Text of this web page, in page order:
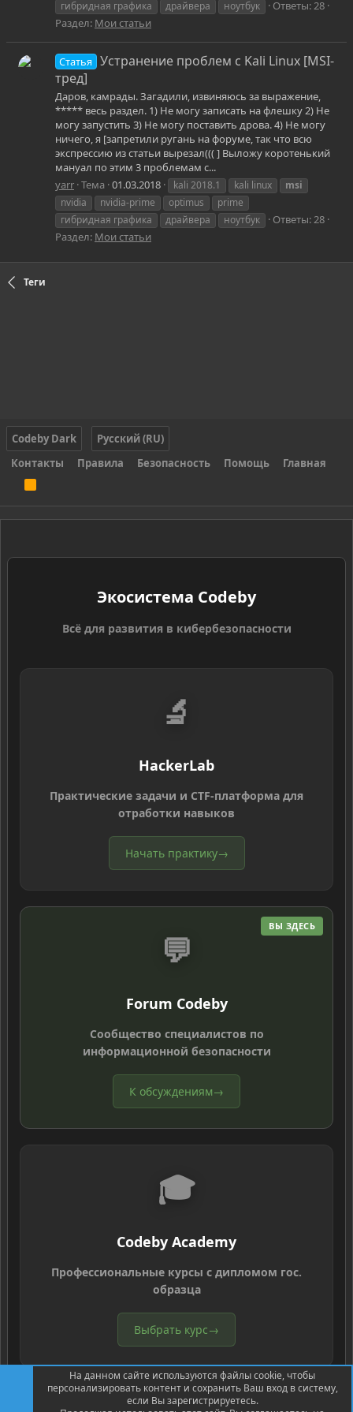
гибридная графика
драйвера ноутбук
Ответы: 28
Раздел: Мои статьи
Статья
Устранение проблем с Kali Linux [MSI-
тред]
Даров, камрады. Загадили, извиняюсь за выражение,
***** весь раздел. 1) Не могу записать на флешку 2) Не
могу запустить 3) Не могу поставить дрова. 4) Не могу
ничего, я [запретили ругань на форуме, так что всю
экспрессию из статьи вырезал((( ] Выложу коротенький
мануал по этим 3 проблемам с...
yarr Тема 01.03.2018 kali 2018.1 kali linux
msi
nvidia
nvidia-prime optimus
prime
гибридная графика
драйвера ноутбук
Ответы: 28
Раздел: Мои статьи
Теги
Codeby Dark
Русский (RU)
Контакты
Правила Безопасность Помощь Главная
S
Экосистема Codeby
Всё для развития в кибербезопасности
🔬
HackerLab
Практические задачи и CTF-платформа для
отработки навыков
Начать практику→
ВЫ ЗДЕСЬ
💬
Forum Codeby
Сообщество специалистов по
информационной безопасности
К обсуждениям→
🎓
Codeby Academy
Профессиональные курсы с дипломом гос.
образца
Выбрать курс→
На данном сайте используются файлы cookie, чтобы
персонализировать контент и сохранить Ваш вход в систему,
если Вы зарегистрируетесь.